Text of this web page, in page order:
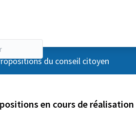
du conseil citoyen
en cours de réalisation